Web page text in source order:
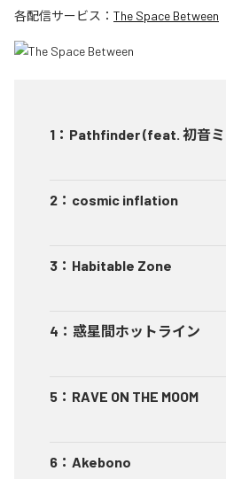
各配信サービス： The Space Between
1 ： Pathfinder (feat. 初音
2 ： cosmic inflation
3 ： Habitable Zone
4 ： 惑星間ホットライン
5 ： RAVE ON THE MOOM
6 ： Akebono